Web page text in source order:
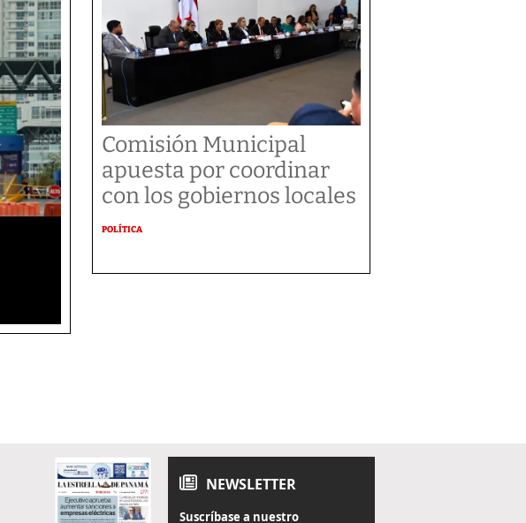
Comisión Municipal
apuesta por coordinar
con los gobiernos locales
POLÍTICA
NEWSLETTER
Suscríbase a nuestro